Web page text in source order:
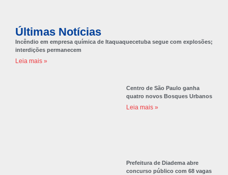
Últimas Notícias
Incêndio em empresa química de Itaquaquecetuba segue com explosões;
interdições permanecem
Leia mais »
Centro de São Paulo ganha
quatro novos Bosques Urbanos
Leia mais »
Prefeitura de Diadema abre
concurso público com 68 vagas